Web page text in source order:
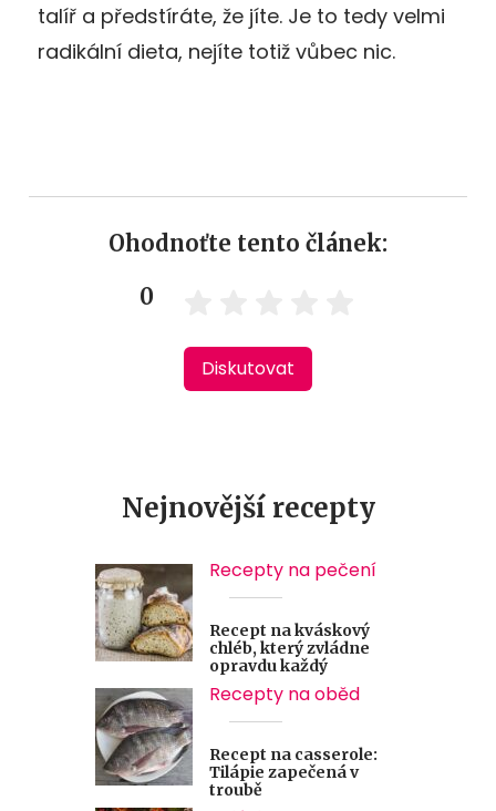
talíř a předstíráte, že jíte. Je to tedy velmi
radikální dieta, nejíte totiž vůbec nic.
Ohodnoťte tento článek:
0
Diskutovat
Nejnovější recepty
Recepty na pečení
Recept na kváskový
chléb, který zvládne
opravdu každý
Recepty na oběd
Recept na casserole:
Tilápie zapečená v
troubě